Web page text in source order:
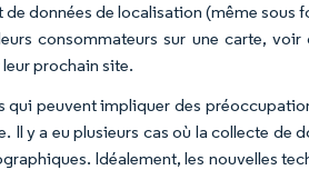
données de localisation (même sous
consommateurs sur une carte,
prochain site.
peuvent impliquer des
y a eu plusieurs cas où la collecte de
Idéalement, les nouvelles